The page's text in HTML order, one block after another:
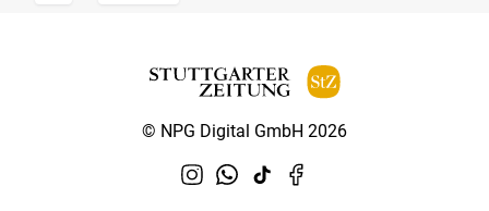
© NPG Digital GmbH 2026